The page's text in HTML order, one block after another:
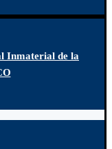
Inmaterial de la